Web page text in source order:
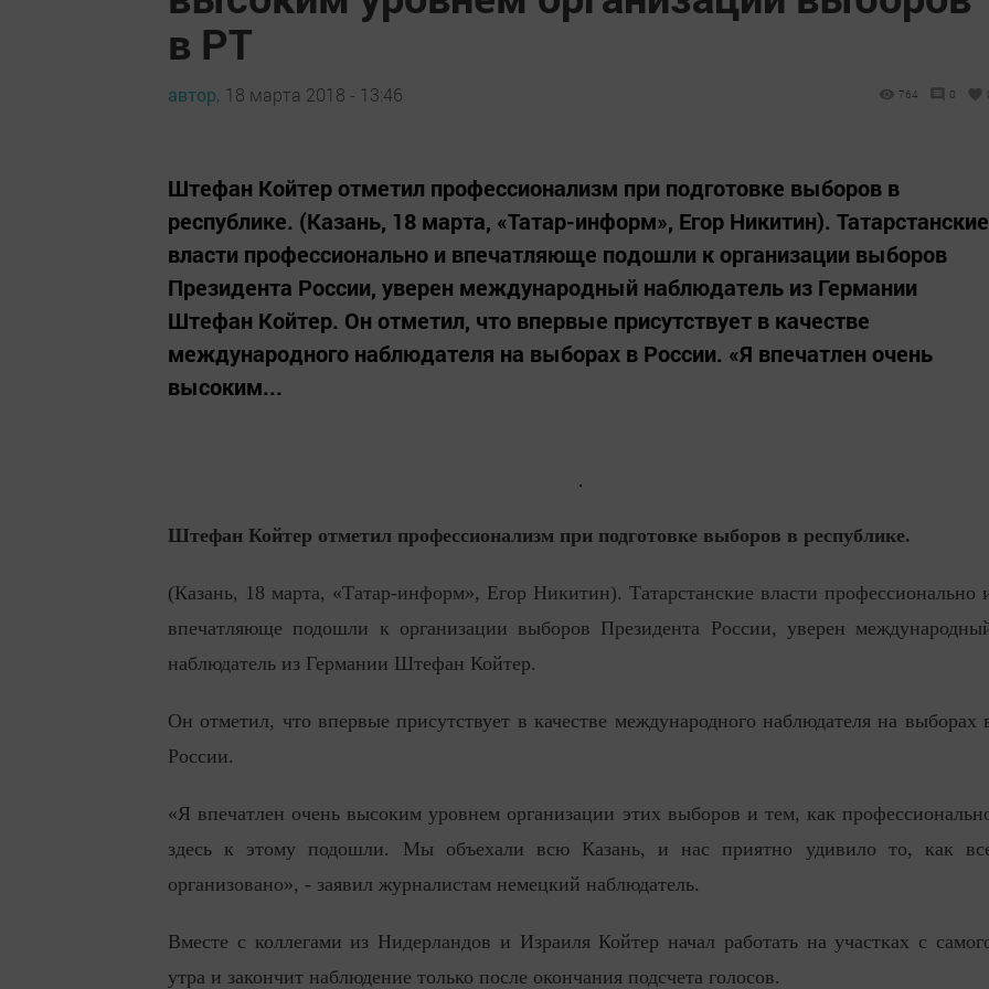
в РТ
автор, 18 марта 2018 - 13:46 764 0
Штефан Койтер отметил профессионализм при подготовке выборов в
республике. (Казань, 18 марта, «Татар-информ», Егор Никитин). Татарстанские
власти профессионально и впечатляюще подошли к организации выборов
Президента России, уверен международный наблюдатель из Германии
Штефан Койтер. Он отметил, что впервые присутствует в качестве
международного наблюдателя на выборах в России. «Я впечатлен очень
высоким...
Штефан Койтер отметил профессионализм при подготовке выборов в республике.
(Казань, 18 марта, «Татар-информ», Егор Никитин). Татарстанские власти профессионально
впечатляюще подошли к организации выборов Президента России, уверен
наблюдатель из Германии Штефан Койтер.
Он отметил, что впервые присутствует в качестве международного наблюдателя на выборах
России.
«Я впечатлен очень высоким уровнем организации этих выборов и тем, как
здесь к этому подошли. Мы объехали всю Казань, и нас приятно удивило то, как
организовано», - заявил журналистам немецкий наблюдатель.
Вместе с коллегами из Нидерландов и Израиля Койтер начал работать на участках с
утра и закончит наблюдение только после окончания подсчета голосов.